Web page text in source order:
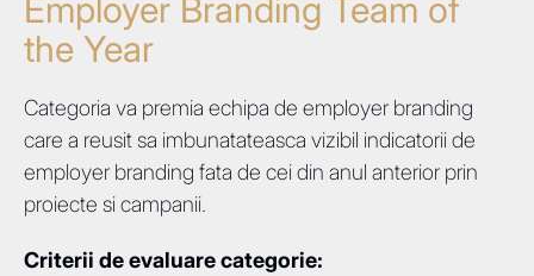
the Year
Categoria va premia echipa de employer branding
care a reusit sa imbunatateasca vizibil indicatorii de
employer branding fata de cei din anul anterior prin
proiecte si campanii.
Criterii de evaluare categorie: